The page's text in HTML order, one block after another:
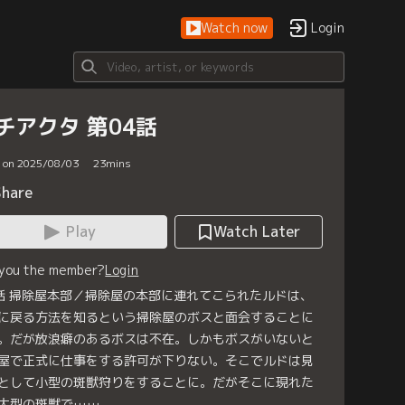
Watch now Login
アクタ 第04話
on 2025/08/03 23mins
Play
Watch Later
the member?Login
掃除屋本部／掃除屋の本部に連れてこられたルドは、
戻る方法を知るという掃除屋のボスと面会することに
だが放浪癖のあるボスは不在。しかもボスがいないと
で正式に仕事をする許可が下りない。そこでルドは見
して小型の斑獣狩りをすることに。だがそこに現れた